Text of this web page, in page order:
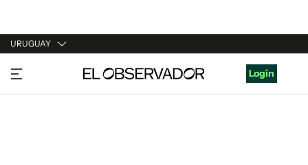
URUGUAY
URUGUAY
ARGENTINA
Login